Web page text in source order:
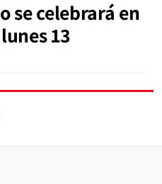
se celebrará en
13